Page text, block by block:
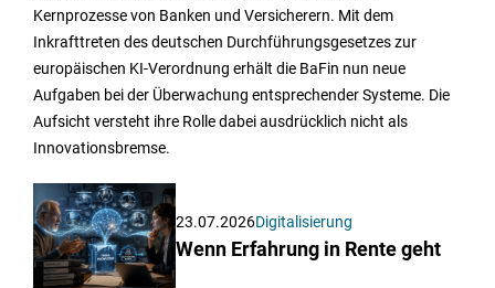
Kernprozesse von Banken und Versicherern. Mit dem
Inkrafttreten des deutschen Durchführungsgesetzes zur
europäischen KI-Verordnung erhält die BaFin nun neue
Aufgaben bei der Überwachung entsprechender Systeme. Die
Aufsicht versteht ihre Rolle dabei ausdrücklich nicht als
Innovationsbremse.
23.07.2026Digitalisierung
Wenn Erfahrung in Rente geht